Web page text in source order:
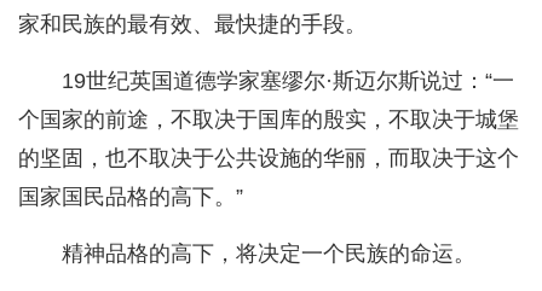
家和民族的最有效、最快捷的手段。
19世纪英国道德学家塞缪尔·斯迈尔斯说过：“一
个国家的前途，不取决于国库的殷实，不取决于城堡
的坚固，也不取决于公共设施的华丽，而取决于这个
国家国民品格的高下。”
精神品格的高下，将决定一个民族的命运。